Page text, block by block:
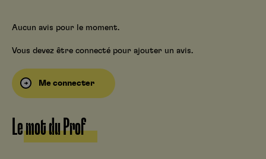
Aucun avis pour le moment.
Vous devez être connecté pour ajouter un avis.
Me connecter
Le mot du Prof